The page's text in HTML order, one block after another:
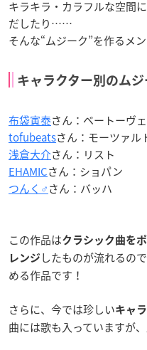
キラキラ・カラフルな空間
だしたり……
そんな“ムジーク”を作るメ
キャラクター別のム
布袋寅泰さん：ベートーヴ
tofubeatsさん：モーツァル
浅倉大介さん：リスト
EHAMICさん：ショパン
つんく♂さん：バッハ
この作品はクラシック曲を
レンジ したものが流れるの
める作品です！
さらに、今では珍しいキャ
曲には歌も入っていますが、